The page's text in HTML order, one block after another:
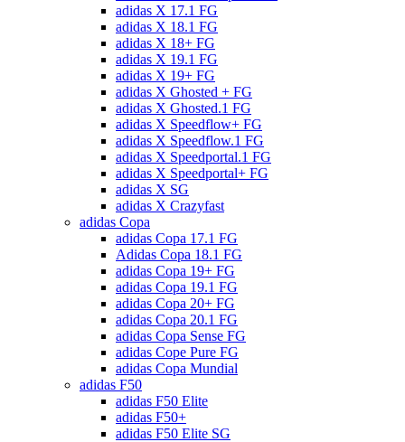
adidas X 17.1 FG
adidas X 18.1 FG
adidas X 18+ FG
adidas X 19.1 FG
adidas X 19+ FG
adidas X Ghosted + FG
adidas X Ghosted.1 FG
adidas X Speedflow+ FG
adidas X Speedflow.1 FG
adidas X Speedportal.1 FG
adidas X Speedportal+ FG
adidas X SG
adidas X Crazyfast
adidas Copa
adidas Copa 17.1 FG
Adidas Copa 18.1 FG
adidas Copa 19+ FG
adidas Copa 19.1 FG
adidas Copa 20+ FG
adidas Copa 20.1 FG
adidas Copa Sense FG
adidas Cope Pure FG
adidas Copa Mundial
adidas F50
adidas F50 Elite
adidas F50+
adidas F50 Elite SG